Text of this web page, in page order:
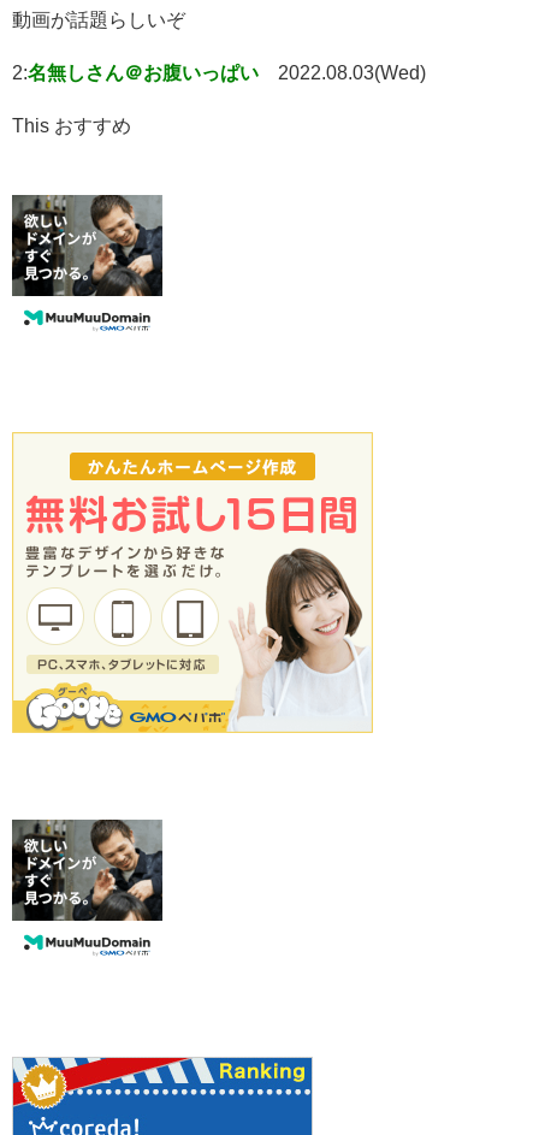
動画が話題らしいぞ
2:名無しさん＠お腹いっぱい 2022.08.03(Wed)
This おすすめ